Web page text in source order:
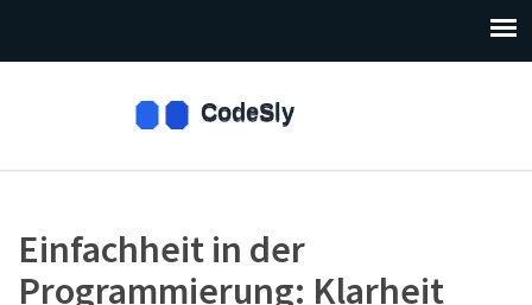
Einfachheit in der
Programmierung: Klarheit